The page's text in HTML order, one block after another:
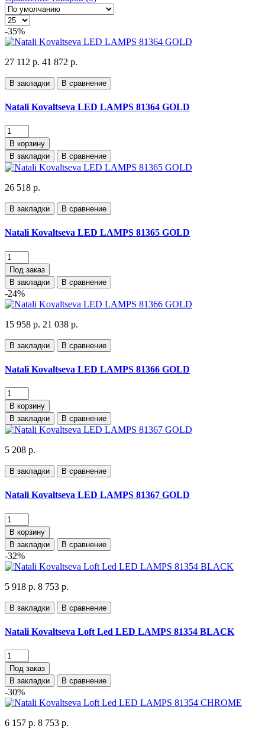
-35%
27 112 р. 41 872 р.
В закладки В сравнение
Natali Kovaltseva LED LAMPS 81364 GOLD
В корзину
В закладки
В сравнение
26 518 р.
В закладки В сравнение
Natali Kovaltseva LED LAMPS 81365 GOLD
Под заказ
В закладки
В сравнение
-24%
15 958 р. 21 038 р.
В закладки В сравнение
Natali Kovaltseva LED LAMPS 81366 GOLD
В корзину
В закладки
В сравнение
5 208 р.
В закладки В сравнение
Natali Kovaltseva LED LAMPS 81367 GOLD
В корзину
В закладки
В сравнение
-32%
5 918 р. 8 753 р.
В закладки В сравнение
Natali Kovaltseva Loft Led LED LAMPS 81354 BLACK
Под заказ
В закладки
В сравнение
-30%
6 157 р. 8 753 р.